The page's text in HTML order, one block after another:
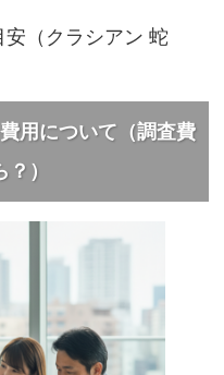
（クラシアン 蛇
用について（調査費
）